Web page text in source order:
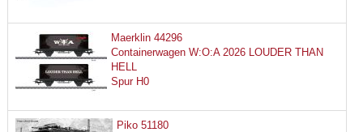
Maerklin 44296
Containerwagen W:O:A 2026 LOUDER THAN
HELL
Spur H0
Piko 51180